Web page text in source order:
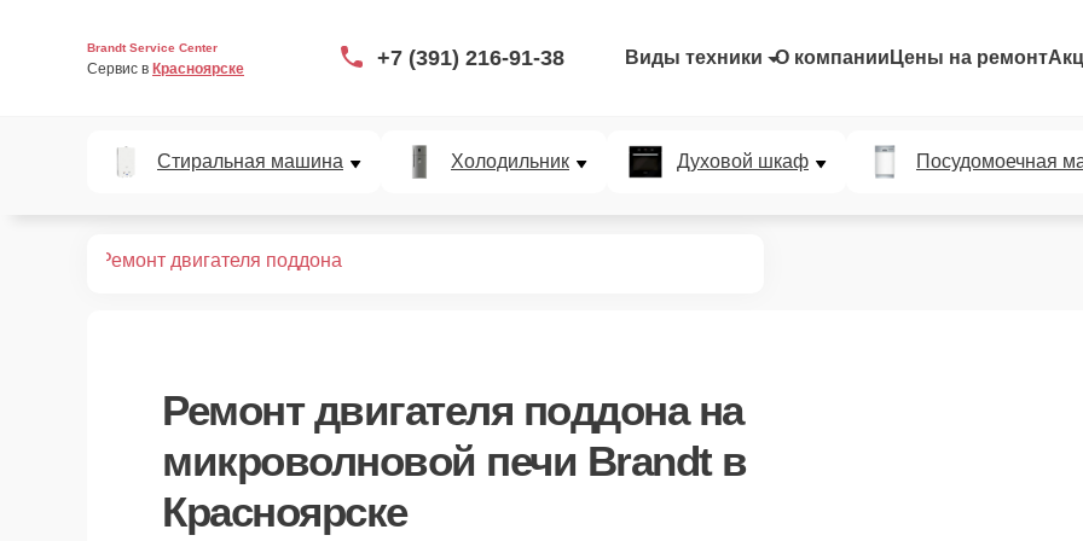
Brandt Service Center
Сервис в Красноярске +7 (391) 216-91-38 Виды техники О компании Цены на ремонт
Стиральная машина Холодильник Духовой шкаф Посудомоечная
Ремонт двигателя поддона
Ремонт двигателя поддонана
микроволновой печи Brandt в
Красноярске